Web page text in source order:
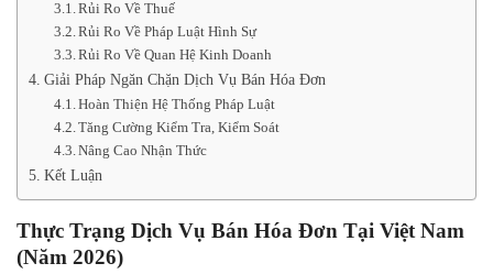
Rủi Ro Về Thuế
Rủi Ro Về Pháp Luật Hình Sự
Rủi Ro Về Quan Hệ Kinh Doanh
Giải Pháp Ngăn Chặn Dịch Vụ Bán Hóa Đơn
Hoàn Thiện Hệ Thống Pháp Luật
Tăng Cường Kiểm Tra, Kiểm Soát
Nâng Cao Nhận Thức
Kết Luận
Thực Trạng Dịch Vụ Bán Hóa Đơn Tại Việt Nam
(Năm 2026)